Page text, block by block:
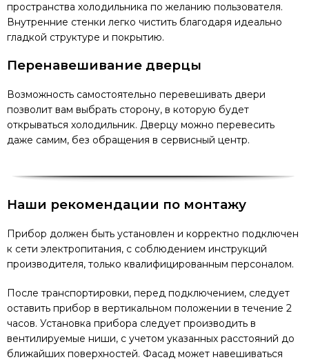
пространства холодильника по желанию пользователя.
Внутренние стенки легко чистить благодаря идеально
гладкой структуре и покрытию.
Перенавешивание дверцы
Возможность самостоятельно перевешивать двери
позволит вам выбрать сторону, в которую будет
открываться холодильник. Дверцу можно перевесить
даже самим, без обращения в сервисный центр.
Наши рекомендации по монтажу
Прибор должен быть установлен и корректно подключен
к сети электропитания, с соблюдением инструкций
производителя, только квалифицированным персоналом.
После транспортировки, перед подключением, следует
оставить прибор в вертикальном положении в течение 2
часов. Установка прибора следует производить в
вентилируемые ниши, с учетом указанных расстояний до
ближайших поверхностей. Фасад может навешиваться